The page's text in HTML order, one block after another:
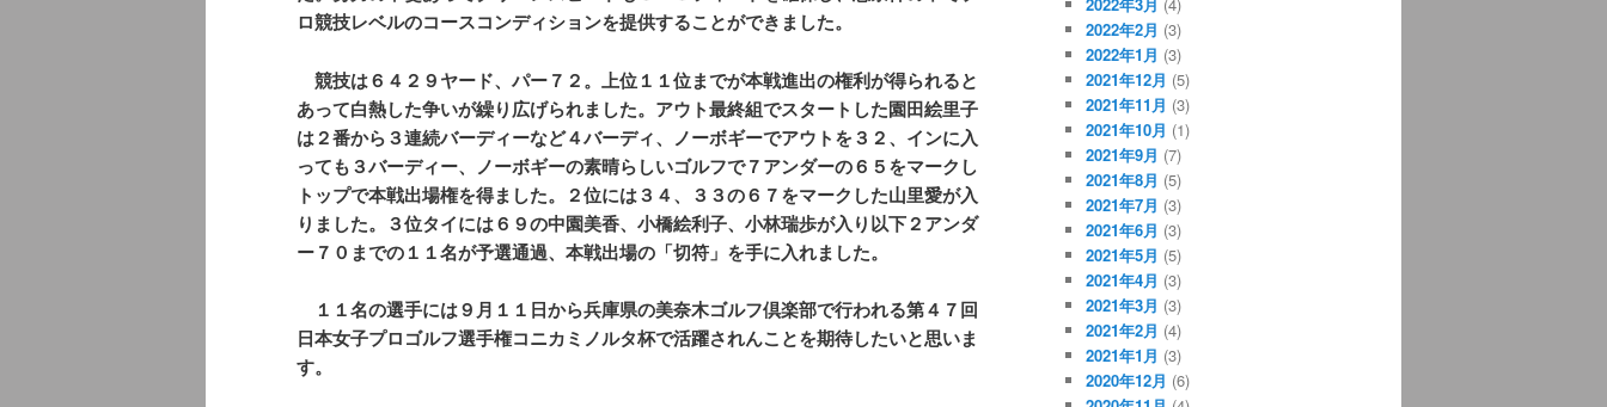
ロ競技レベルのコースコンディションを提供することができました。
競技は６４２９ヤード、パー７２。上位１１位までが本戦進出の権利が得られると
あって白熱した争いが繰り広げられました。アウト最終組でスタートした園田絵里子
は２番から３連続バーディーなど４バーディ、ノーボギーでアウトを３２、インに入
っても３バーディー、ノーボギーの素晴らしいゴルフで７アンダーの６５をマークし
トップで本戦出場権を得ました。２位には３４、３３の６７をマークした山里愛が入
りました。３位タイには６９の中園美香、小橋絵利子、小林瑞歩が入り以下２アンダ
ー７０までの１１名が予選通過、本戦出場の「切符」を手に入れました。
１１名の選手には９月１１日から兵庫県の美奈木ゴルフ倶楽部で行われる第４７回
日本女子プロゴルフ選手権コニカミノルタ杯で活躍されんことを期待したいと思いま
す。
2022年2月 (3)
2022年1月 (3)
2021年12月 (5)
2021年11月 (3)
2021年10月 (1)
2021年9月 (7)
2021年8月 (5)
2021年7月 (3)
2021年6月 (3)
2021年5月 (5)
2021年4月 (3)
2021年3月 (3)
2021年2月 (4)
2021年1月 (3)
2020年12月 (6)